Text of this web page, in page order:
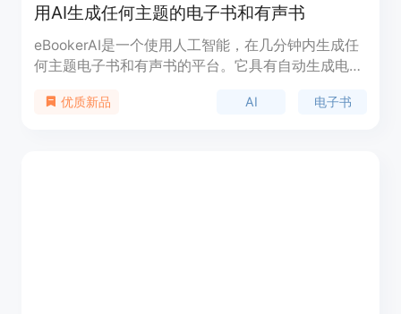
用AI生成任何主题的电子书和有声书
eBookerAI是一个使用人工智能，在几分钟内生成任
何主题电子书和有声书的平台。它具有自动生成电子
进行细化编辑，支持多种语言，并可生成多种格式的
优质新品 AI 电子书